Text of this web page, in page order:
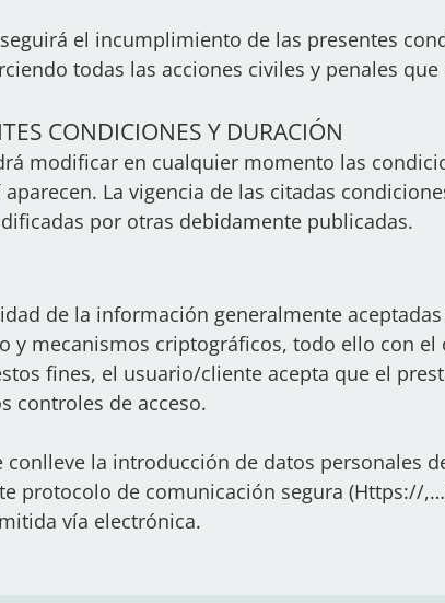
el incumplimiento de las presentes
todas las acciones civiles y penales
CONDICIONES Y DURACIÓN
modificar en cualquier momento las
La vigencia de las citadas
por otras debidamente publicadas.
de la información generalmente
y mecanismos criptográficos, todo ello con el
fines, el usuario/cliente acepta que el
controles de acceso.
la introducción de datos personales
protocolo de comunicación segura (Https://
vía electrónica.